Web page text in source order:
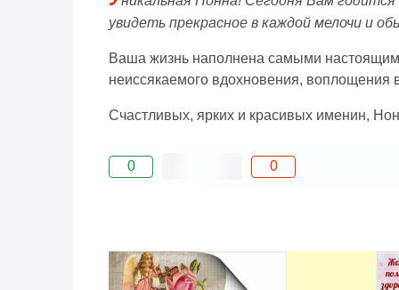
увидеть прекрасное в каждой мелочи и
Ваша жизнь наполнена самыми
неиссякаемого вдохновения,
Счастливых, ярких и красивых именин,
0 0